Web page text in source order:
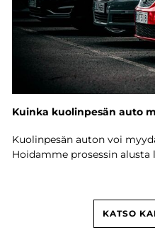
Kuinka kuolinpesän auto
Kuolinpesän auton voi
Hoidamme prosessin
KATSO